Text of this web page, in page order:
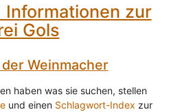
Informationen zur
Gols
Weinmacher
haben was sie suchen, stellen
und einen Schlagwort-Index zur